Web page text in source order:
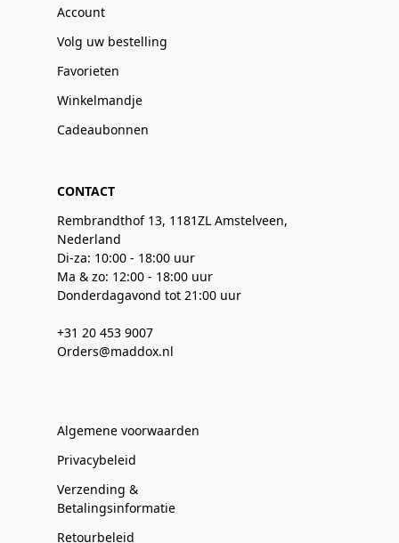
Account
Volg uw bestelling
Favorieten
Winkelmandje
Cadeaubonnen
CONTACT
Rembrandthof 13, 1181ZL Amstelveen,
Nederland
Di-za: 10:00 - 18:00 uur
Ma & zo: 12:00 - 18:00 uur
Donderdagavond tot 21:00 uur
+31 20 453 9007
Orders@maddox.nl
Algemene voorwaarden
Privacybeleid
Verzending &
Betalingsinformatie
Retourbeleid